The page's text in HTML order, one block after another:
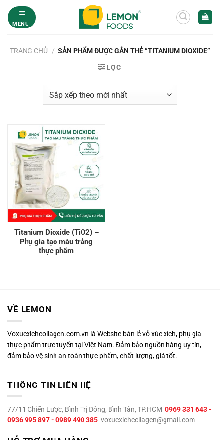
qua
MENU
TRANG CHỦ / SẢN PHẨM ĐƯỢC GẮN THẺ “TITANIUM DIOXIDE”
LỌC
Titanium Dioxide (TiO2) –
Phụ gia tạo màu trắng
thực phẩm
VỀ LEMON
Voxucxichcollagen.com.vn là Website bán lẻ vỏ xúc xích, phụ gia
thực phẩm trực tuyến tại Việt Nam. Đảm bảo nguồn hàng uy tín,
đảm bảo vệ sinh an toàn thực phẩm, chất lượng, giá tốt.
THÔNG TIN LIÊN HỆ
77/11 Chiến Lược, Bình Trị Đông, Bình Tân, TP.HCM 0969 331 643 -
0936 995 897 - 0989 490 385 voxucxichcollagen@gmail.com